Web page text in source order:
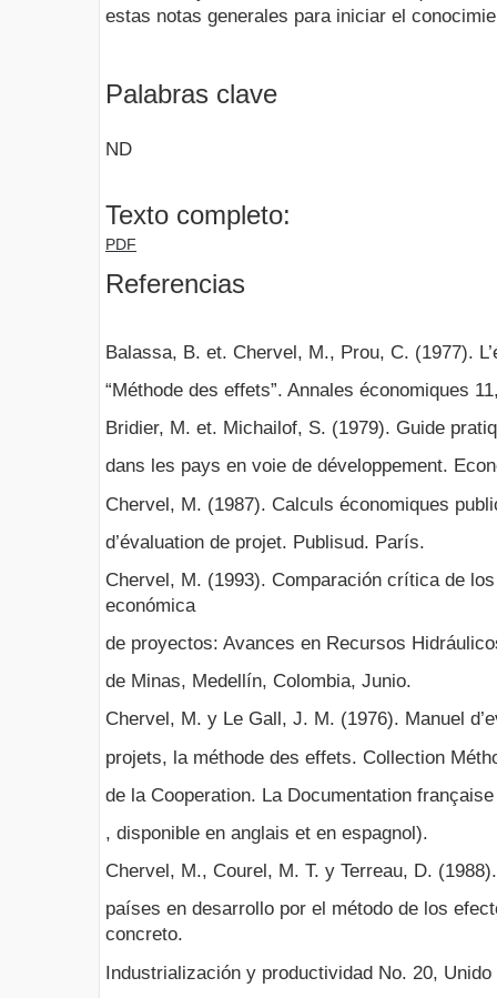
estas notas generales para iniciar el
Palabras clave
ND
Texto completo:
PDF
Referencias
Balassa, B. et. Chervel, M., Prou, C. (1977).
“Méthode des effets”. Annales économiques
Bridier, M. et. Michailof, S. (1979). Guide
dans les pays en voie de développement.
Chervel, M. (1987). Calculs économiques
d’évaluation de projet. Publisud. París.
Chervel, M. (1993). Comparación crítica de
económica
de proyectos: Avances en Recursos
de Minas, Medellín, Colombia, Junio.
Chervel, M. y Le Gall, J. M. (1976). Manuel
projets, la méthode des effets. Collection
de la Cooperation. La Documentation
, disponible en anglais et en espagnol).
Chervel, M., Courel, M. T. y Terreau, D.
países en desarrollo por el método de los
concreto.
Industrialización y productividad No. 20,